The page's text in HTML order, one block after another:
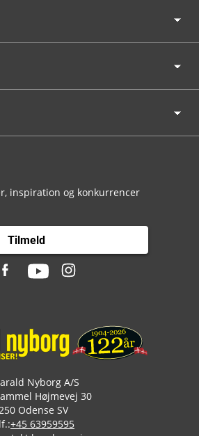
inspiration og konkurrencer
Tilmeld
Nyborg A/S
Højmevej 30
Odense SV
+45 63959595